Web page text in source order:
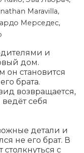
Maravilla,
Мерседес,
и
дом.
становится
брата.
возвращается,
себя
детали и
не его брат. В
столкнуться с